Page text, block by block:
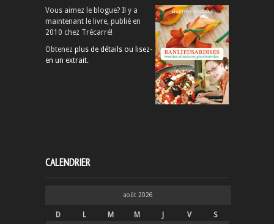
Vous aimez le blogue? Il y a
maintenant le livre, publié en
2010 chez Trécarré!
Obtenez plus de détails ou lisez-
en un extrait.
CALENDRIER
août 2026
D L M M J V S